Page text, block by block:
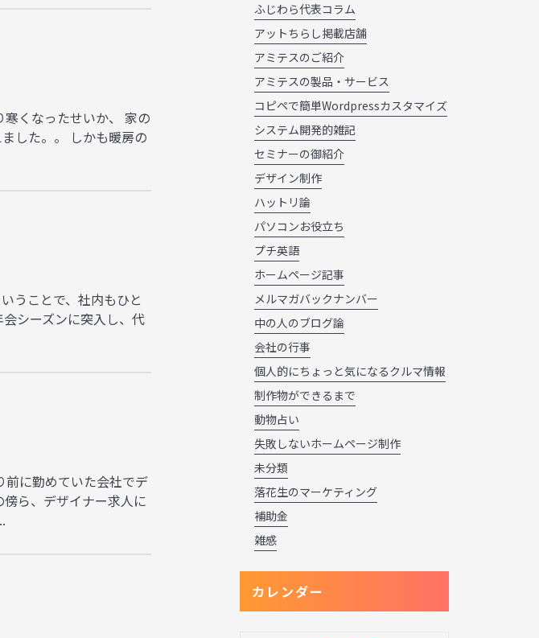
くなったせいか、 家の
した。。 しかも暖房の
うことで、社内もひと
シーズンに突入し、代
に勤めていた会社でデ
ら、デザイナー求人に
ふじわら代表コラム
アットちらし掲載店舗
アミテスのご紹介
アミテスの製品・サービス
コピペで簡単Wordpressカスタマイズ
システム開発的雑記
セミナーの御紹介
デザイン制作
ハットリ論
パソコンお役立ち
プチ英語
ホームページ記事
メルマガバックナンバー
中の人のブログ論
会社の行事
個人的にちょっと気になるクルマ情報
制作物ができるまで
動物占い
失敗しないホームページ制作
未分類
落花生のマーケティング
補助金
雑感
カレンダー